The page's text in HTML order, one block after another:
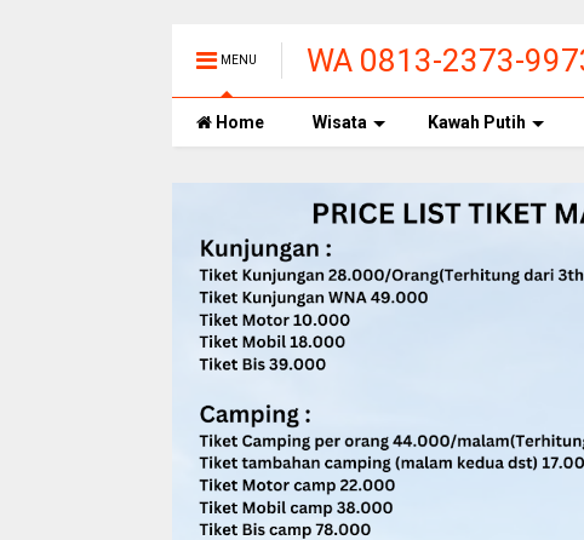
MENU
WA 0813-2373-
UPAS CIWIDEY
Home Wisata Kawah Putih